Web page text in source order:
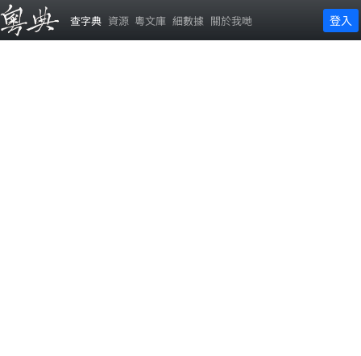
查字典 資源 粵文庫 細數據 關於我哋 登入